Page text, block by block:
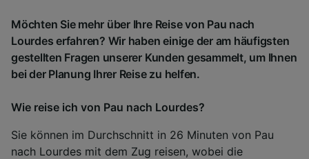
Möchten Sie mehr über Ihre Reise von Pau nach
Lourdes erfahren? Wir haben einige der am häufigsten
gestellten Fragen unserer Kunden gesammelt, um Ihnen
bei der Planung Ihrer Reise zu helfen.
Wie reise ich von Pau nach Lourdes?
Sie können im Durchschnitt in 26 Minuten von Pau
nach Lourdes mit dem Zug reisen, wobei die